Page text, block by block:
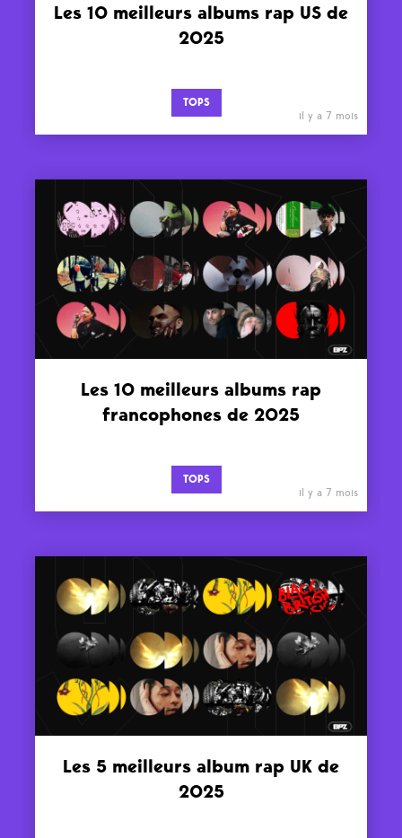
Les 10 meilleurs albums rap US de
2025
TOPS
il y a 7 mois
Les 10 meilleurs albums rap
francophones de 2025
TOPS
il y a 7 mois
Les 5 meilleurs album rap UK de
2025